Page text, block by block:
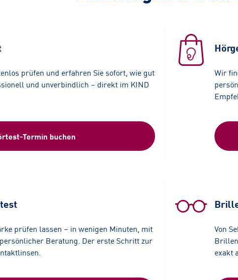
prüfen und erfahren Sie sofort, wie gut
und unverbindlich – direkt im KIND
Termin buchen
Wir
prüfen lassen – in wenigen Minuten, mit
Beratung. Der erste Schritt zur
Von
exakt